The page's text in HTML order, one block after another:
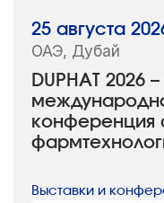
DUPHAT 2026
конференция
25 августа
ОАЭ, Дубай
Выставки и